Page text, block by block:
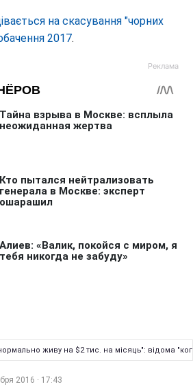
на скасування "чорних
2017.
живу на $2 тис. на місяць": відома
2016 · 17:43